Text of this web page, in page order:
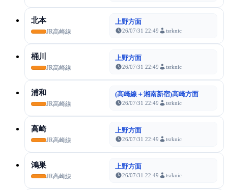
北本
JR高崎線
上野方面
26/07/31 22:49 tsrknic
桶川
JR高崎線
上野方面
26/07/31 22:49 tsrknic
浦和
JR高崎線
(高崎線＋湘南新宿)高崎方面
26/07/31 22:49 tsrknic
高崎
JR高崎線
上野方面
26/07/31 22:49 tsrknic
鴻巣
JR高崎線
上野方面
26/07/31 22:49 tsrknic